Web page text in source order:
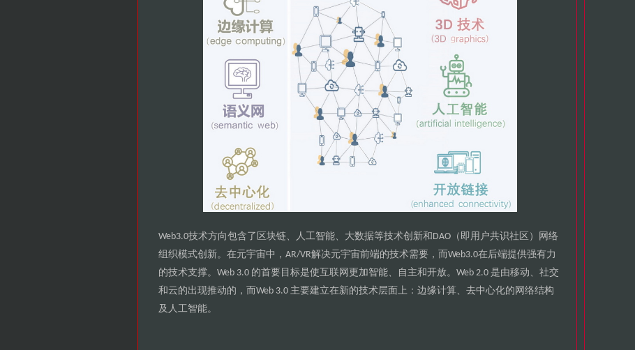
Web3.0技术方向包含了区块链、 人工智能、 大数据等技术创新和 DAO（ 即用户共识社区）
网络
组织模式创新。 在元宇宙中 ，AR/VR解决元宇宙前端的技术需要， 而Web3.0在后端提供强有力
的技术支撑。Web 3.0 的首要目标是使互联网更加智能、 自主和开放。Web 2.0 是由移动 、 社交
和云的出现推动的 ， 而Web 3.0 主要建立在新的技术层面上： 边缘计算、 去中心化的网络结构
及人工智能。